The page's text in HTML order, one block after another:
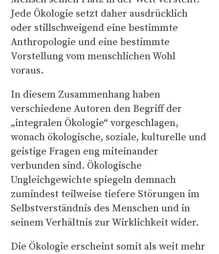
Jede Ökologie setzt daher ausdrücklich
oder stillschweigend eine bestimmte
Anthropologie und eine bestimmte
Vorstellung vom menschlichen Wohl
voraus.
In diesem Zusammenhang haben
verschiedene Autoren den Begriff der
„integralen Ökologie“ vorgeschlagen,
wonach ökologische, soziale, kulturelle und
geistige Fragen eng miteinander
verbunden sind. Ökologische
Ungleichgewichte spiegeln demnach
zumindest teilweise tiefere Störungen im
Selbstverständnis des Menschen und in
seinem Verhältnis zur Wirklichkeit wider.
Die Ökologie erscheint somit als weit mehr